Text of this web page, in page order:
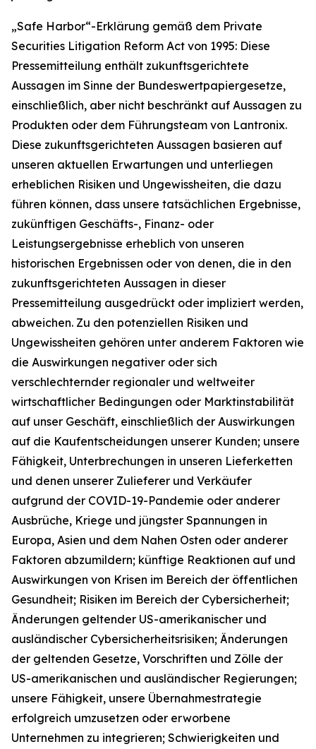
„Safe Harbor“-Erklärung gemäß dem Private
Securities Litigation Reform Act von 1995: Diese
Pressemitteilung enthält zukunftsgerichtete
Aussagen im Sinne der Bundeswertpapiergesetze,
einschließlich, aber nicht beschränkt auf Aussagen zu
Produkten oder dem Führungsteam von Lantronix.
Diese zukunftsgerichteten Aussagen basieren auf
unseren aktuellen Erwartungen und unterliegen
erheblichen Risiken und Ungewissheiten, die dazu
führen können, dass unsere tatsächlichen Ergebnisse,
zukünftigen Geschäfts-, Finanz- oder
Leistungsergebnisse erheblich von unseren
historischen Ergebnissen oder von denen, die in den
zukunftsgerichteten Aussagen in dieser
Pressemitteilung ausgedrückt oder impliziert werden,
abweichen. Zu den potenziellen Risiken und
Ungewissheiten gehören unter anderem Faktoren wie
die Auswirkungen negativer oder sich
verschlechternder regionaler und weltweiter
wirtschaftlicher Bedingungen oder Marktinstabilität
auf unser Geschäft, einschließlich der Auswirkungen
auf die Kaufentscheidungen unserer Kunden; unsere
Fähigkeit, Unterbrechungen in unseren Lieferketten
und denen unserer Zulieferer und Verkäufer
aufgrund der COVID-19-Pandemie oder anderer
Ausbrüche, Kriege und jüngster Spannungen in
Europa, Asien und dem Nahen Osten oder anderer
Faktoren abzumildern; künftige Reaktionen auf und
Auswirkungen von Krisen im Bereich der öffentlichen
Gesundheit; Risiken im Bereich der Cybersicherheit;
Änderungen geltender US-amerikanischer und
ausländischer Cybersicherheitsrisiken; Änderungen
der geltenden Gesetze, Vorschriften und Zölle der
US-amerikanischen und ausländischer Regierungen;
unsere Fähigkeit, unsere Übernahmestrategie
erfolgreich umzusetzen oder erworbene
Unternehmen zu integrieren; Schwierigkeiten und